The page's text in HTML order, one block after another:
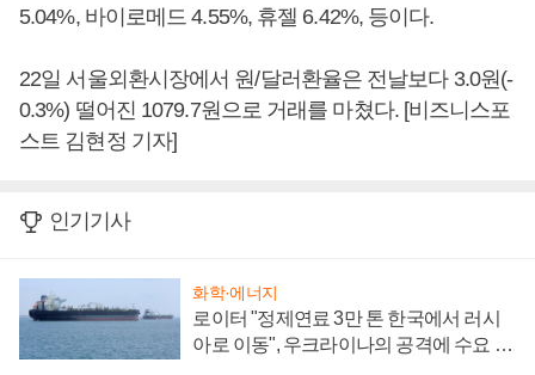
5.04%, 바이로메드 4.55%, 휴젤 6.42%, 등이다.
22일 서울외환시장에서 원/달러환율은 전날보다 3.0원(-
0.3%) 떨어진 1079.7원으로 거래를 마쳤다. [비즈니스포
스트 김현정 기자]
인기기사
화학·에너지
로이터 "정제연료 3만 톤 한국에서 러시
아로 이동", 우크라이나의 공격에 수요 늘